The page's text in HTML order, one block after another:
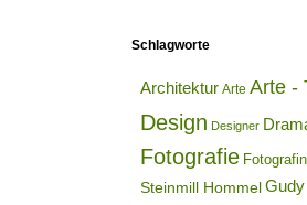
Schlagworte
Architektur Arte Arte -
Design Designer
Fotografie Fotografin
Steinmill Hommel